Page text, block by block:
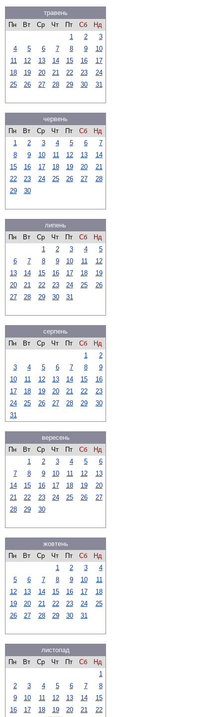
травень
Пн
Вт Ср Чт Пт Сб
Нд
1
2
3
4
5 6 7 8 9
10
11
12 13 14 15 16
17
18
19 20 21 22 23
24
25
26 27 28 29 30 31
червень
Пн
Вт Ср Чт Пт Сб
Нд
1
2 3 4 5 6
7
8
9 10 11 12 13
14
15
16 17 18 19 20
21
22
23 24 25 26 27
28
29
30
липень
Пн
Вт Ср Чт Пт Сб
Нд
1
2 3 4
5
6
7 8 9 10 11
12
13
14 15 16 17 18
19
20
21 22 23 24 25
26
27
28 29 30 31
серпень
Пн
Вт Ср Чт Пт Сб
Нд
1
2
3
4 5 6 7 8
9
10
11 12 13 14 15
16
17
18 19 20 21 22
23
24
25 26 27 28 29
30
31
вересень
Пн
Вт Ср Чт Пт Сб
Нд
1
2 3 4 5
6
7
8 9 10 11 12
13
14
15 16 17 18 19
20
21
22 23 24 25 26
27
28
29 30
жовтень
Пн
Вт Ср Чт Пт Сб
Нд
1
2 3
4
5
6 7 8 9 10
11
12
13 14 15 16 17
18
19
20 21 22 23 24
25
26
27 28 29 30 31
листопад
Пн
Вт Ср Чт Пт Сб
Нд
1
2
3 4 5 6 7
8
9
10 11 12 13 14
15
16
17 18 19 20 21 22